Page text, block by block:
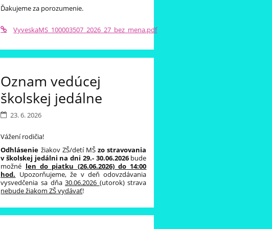
Ďakujeme za porozumenie.
VyveskaMS_100003507_2026_27_bez_mena.pdf
Oznam vedúcej
školskej jedálne
23. 6. 2026
Vážení rodičia!
Odhlásenie žiakov ZŠ/detí MŠzo stravovania
v školskej jedálni na dni 29.- 30.06.2026bude
možné len do piatku (26.06.2026) do 14:00
hod. Upozorňujeme, že v deň odovzdávania
vysvedčenia sa dňa30.06.2026 (utorok) strava
nebude žiakom ZŠ vydávať!